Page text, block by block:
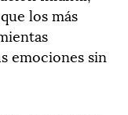
los más
emociones sin